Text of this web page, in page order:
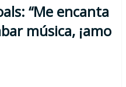
“Me encanta
música, ¡amo